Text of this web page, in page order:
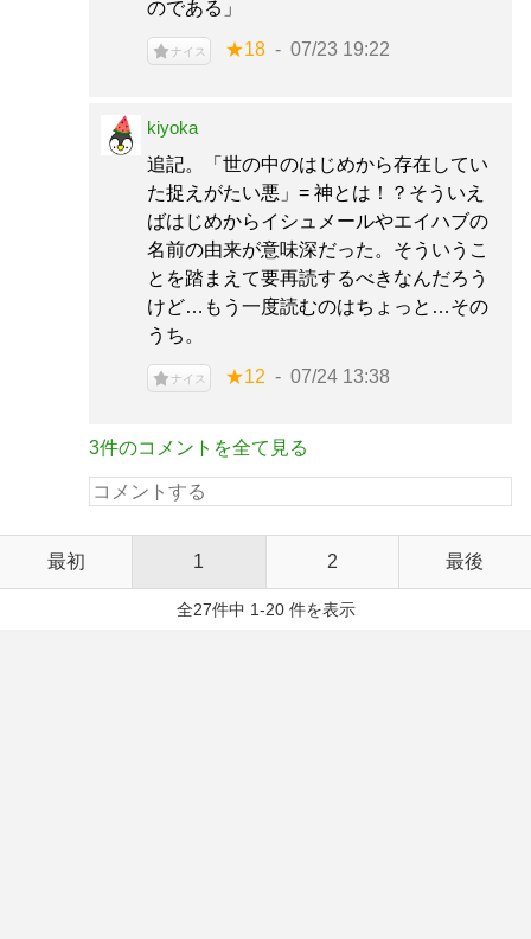
のである」
ナイス ★18 07/23 19:22
kiyoka
追記。「世の中のはじめから存在してい
た捉えがたい悪」= 神とは！？そういえ
ばはじめからイシュメールやエイハブの
名前の由来が意味深だった。そういうこ
とを踏まえて要再読するべきなんだろう
けど…もう一度読むのはちょっと…その
うち。
ナイス ★12 07/24 13:38
3件のコメントを全て見る
最初 1 2 最後
全27件中 1-20 件を表示